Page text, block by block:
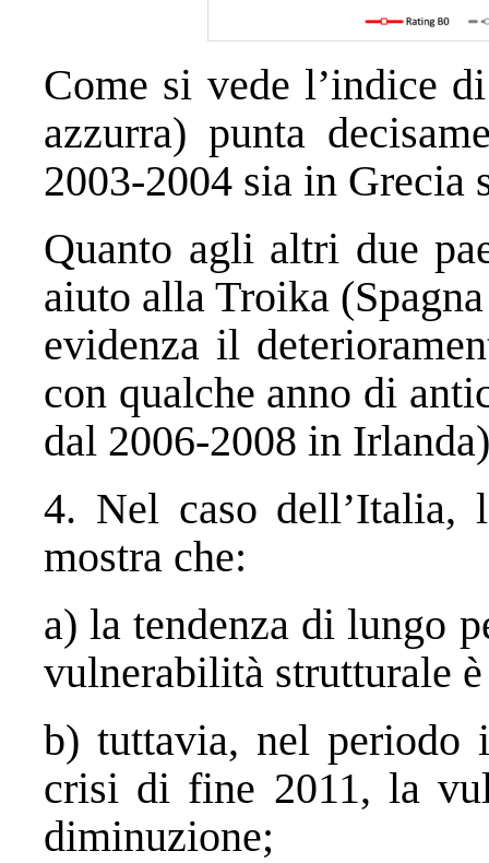
Come si vede l’indice
azzurra) punta
2003-2004 sia in Grecia
Quanto agli altri due
aiuto alla Troika
evidenza il
con qualche anno di
dal 2006-2008 in
4. Nel caso dell’Italia,
mostra che:
a) la tendenza di lungo
vulnerabilità strutturale
b) tuttavia, nel periodo
crisi di fine 2011, la
diminuzione;